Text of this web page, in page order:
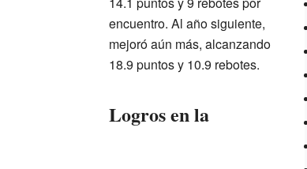
encuentro. Al año siguiente,
mejoró aún más, alcanzando
18.9 puntos y 10.9 rebotes.
Logros en la